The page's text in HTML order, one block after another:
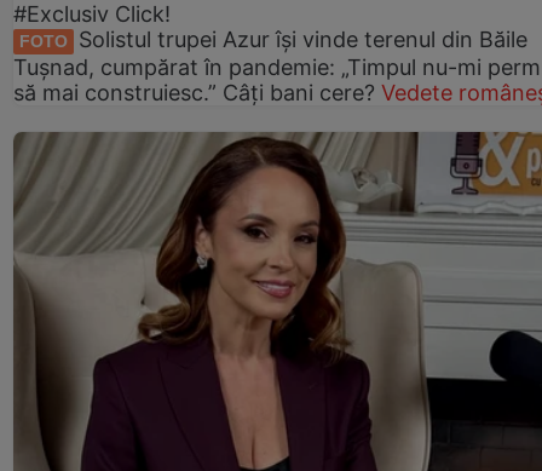
#Exclusiv Click!
FOTO
Solistul trupei Azur își vinde terenul din Băile
Tușnad, cumpărat în pandemie: „Timpul nu-mi
să mai construiesc.” Câți bani cere? Vedete